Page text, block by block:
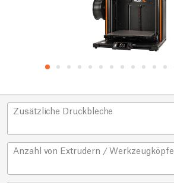
Zusätzliche Druckbleche
Anzahl von Extrudern /